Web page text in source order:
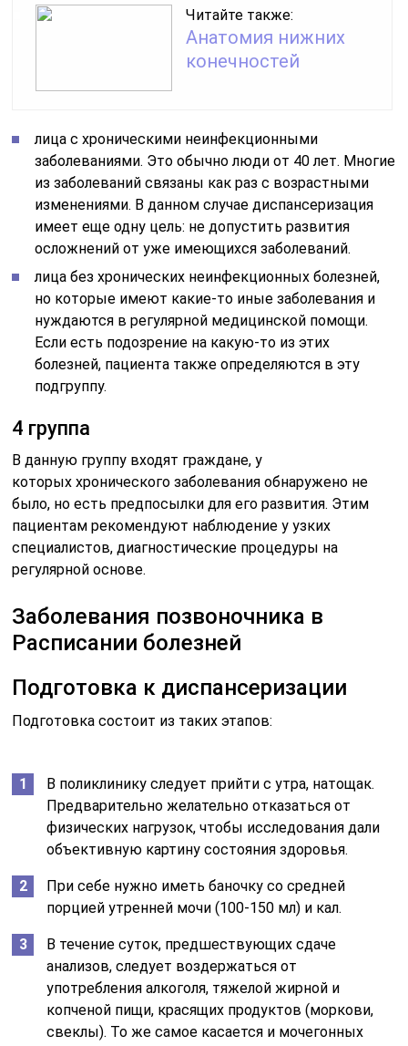
Читайте также:
Анатомия нижних
конечностей
лица с хроническими неинфекционными
заболеваниями. Это обычно люди от 40 лет. Многие
из заболеваний связаны как раз с возрастными
изменениями. В данном случае диспансеризация
имеет еще одну цель: не допустить развития
осложнений от уже имеющихся заболеваний.
лица без хронических неинфекционных болезней,
но которые имеют какие-то иные заболевания и
нуждаются в регулярной медицинской помощи.
Если есть подозрение на какую-то из этих
болезней, пациента также определяются в эту
подгруппу.
4 группа
В данную группу входят граждане, у
которых хронического заболевания обнаружено не
было, но есть предпосылки для его развития. Этим
пациентам рекомендуют наблюдение у узких
специалистов, диагностические процедуры на
регулярной основе.
Заболевания позвоночника в
Расписании болезней
Подготовка к диспансеризации
Подготовка состоит из таких этапов:
В поликлинику следует прийти с утра, натощак.
Предварительно желательно отказаться от
физических нагрузок, чтобы исследования дали
объективную картину состояния здоровья.
При себе нужно иметь баночку со средней
порцией утренней мочи (100-150 мл) и кал.
В течение суток, предшествующих сдаче
анализов, следует воздержаться от
употребления алкоголя, тяжелой жирной и
копченой пищи, красящих продуктов (моркови,
свеклы). То же самое касается и мочегонных